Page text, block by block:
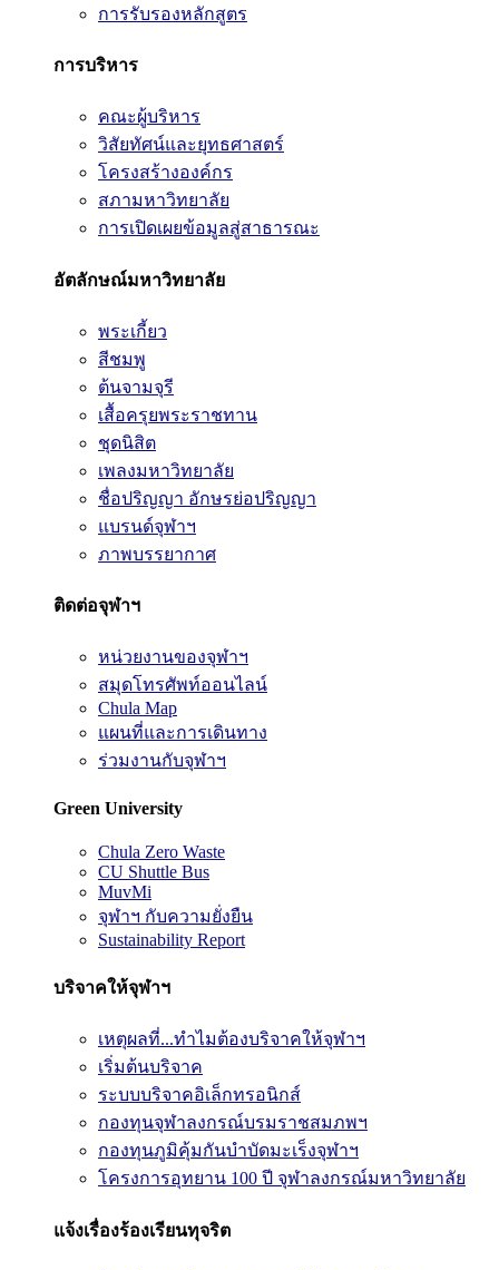
การรับรองหลักสูตร
การบริหาร
คณะผู้บริหาร
วิสัยทัศน์และยุทธศาสตร์
โครงสร้างองค์กร
สภามหาวิทยาลัย
การเปิดเผยข้อมูลสู่สาธารณะ
อัตลักษณ์มหาวิทยาลัย
พระเกี้ยว
สีชมพู
ต้นจามจุรี
เสื้อครุยพระราชทาน
ชุดนิสิต
เพลงมหาวิทยาลัย
ชื่อปริญญา อักษรย่อปริญญา
แบรนด์จุฬาฯ
ภาพบรรยากาศ
ติดต่อจุฬาฯ
หน่วยงานของจุฬาฯ
สมุดโทรศัพท์ออนไลน์
Chula Map
แผนที่และการเดินทาง
ร่วมงานกับจุฬาฯ
Green University
Chula Zero Waste
CU Shuttle Bus
MuvMi
จุฬาฯ กับความยั่งยืน
Sustainability Report
บริจาคให้จุฬาฯ
เหตุผลที่...ทำไมต้องบริจาคให้จุฬาฯ
เริ่มต้นบริจาค
ระบบบริจาคอิเล็กทรอนิกส์
กองทุนจุฬาลงกรณ์บรมราชสมภพฯ
กองทุนภูมิคุ้มกันบำบัดมะเร็งจุฬาฯ
โครงการอุทยาน 100 ปี จุฬาลงกรณ์มหาวิทยาลัย
แจ้งเรื่องร้องเรียนทุจริต